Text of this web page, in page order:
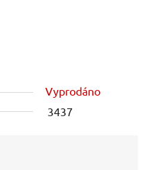
Vyprodáno
3437